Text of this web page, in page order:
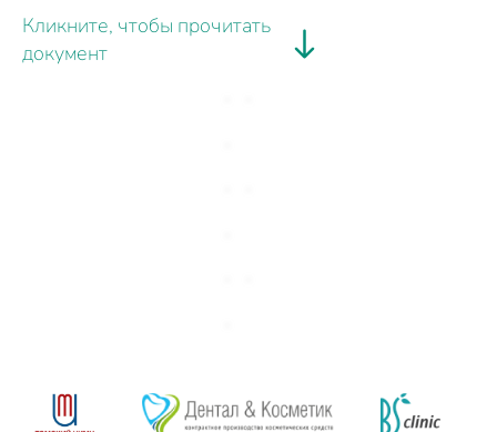
Кликните, чтобы прочитать
документ